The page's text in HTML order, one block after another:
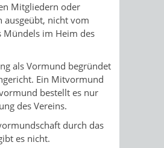
Mitgliedern oder
ausgeübt, nicht vom
Mündels im Heim des
als Vormund begründet
Ein Mitvormund
bestellt es nur
des Vereins.
durch das
es nicht.